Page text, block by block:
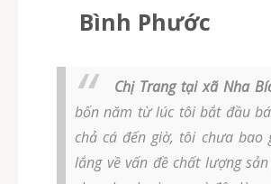
Bình Phước
Chị Trang tại xã Nha
bốn năm từ lúc tôi bắt đầu
chả cá đến giờ, tôi chưa bao
lắng về vấn đề chất lượng